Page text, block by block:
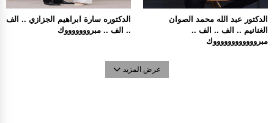
الدكتوره سارة ابراهيم الجزازي .. الف
.. الف .. مبروووووووك
الدكتور عبد الله محمد الصوان
الغنانيم .. الف .. الف ..
مبرووووووووووووك
عرض المزيد